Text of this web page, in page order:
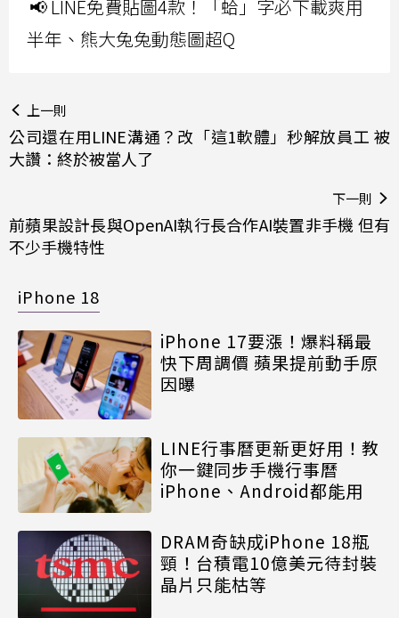
📢 LINE免費貼圖4款！「蛤」字必下載爽用
半年、熊大兔兔動態圖超Q
上一則
公司還在用LINE溝通？改「這1軟體」秒解放員工 被
大讚：終於被當人了
下一則
前蘋果設計長與OpenAI執行長合作AI裝置非手機 但有
不少手機特性
iPhone 18
iPhone 17要漲！爆料稱最
快下周調價 蘋果提前動手原
因曝
LINE行事曆更新更好用！教
你一鍵同步手機行事曆
iPhone、Android都能用
DRAM奇缺成iPhone 18瓶
頸！台積電10億美元待封裝
晶片只能枯等